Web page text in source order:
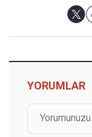
YORUMLAR